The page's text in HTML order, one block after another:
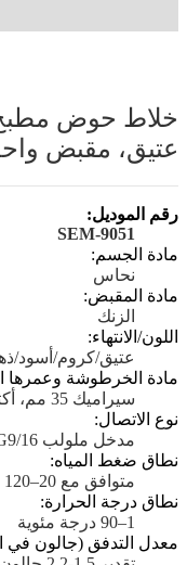
خلاط حوض
عتيق، مقبض
رقم الموديل:
SEM-9051
مادة الجسم:
نحاس
مادة المقبض:
الزنك
اللون/الانتهاء:
عتيق/كروم/أسود/
مادة الخرطوشة وعمرها
سيراميك 35 مم، أكثر من 500000 دورة
نوع الاتصال:
مدخل ملولب G1/2، G3/8، G9/16 لتوريد الماء البارد/الساخن.
نطاق ضغط المياه:
متوافق مع 20–120 رطل/بوصة مربعة
نطاق درجة الحرارة:
1–90 درجة مئوية
معدل التدفق (جالون في